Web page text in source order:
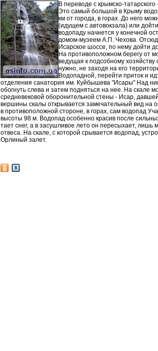
В переводе с крымско-
Это самый большой в Крыму
км от города, в горах. До него
(идущем с автовокзала) или
водопаду начнется у конечной
домом-музеем А.П. Чехова.
Исарское шоссе, по нему дойти
На противоположном берегу от
ведущая к подсобному
нужно, не заходя на его
Водопадной, перейти приток и
отделения санатория им. Куйбышева "Исары" Над
обогнуть слева и затем подняться на нее. На скале
средневековой оборонительной стены - Исар,
вершины скалы открывается замечательный вид на
в противоположной стороне, в горах, сам водопад
высоты 98 м. Водопад особенно красив после
тает снег, а в засушливое лето он пересыхает, лишь
отвеса. На скале, с которой срывается водопад,
Орлиный залет.